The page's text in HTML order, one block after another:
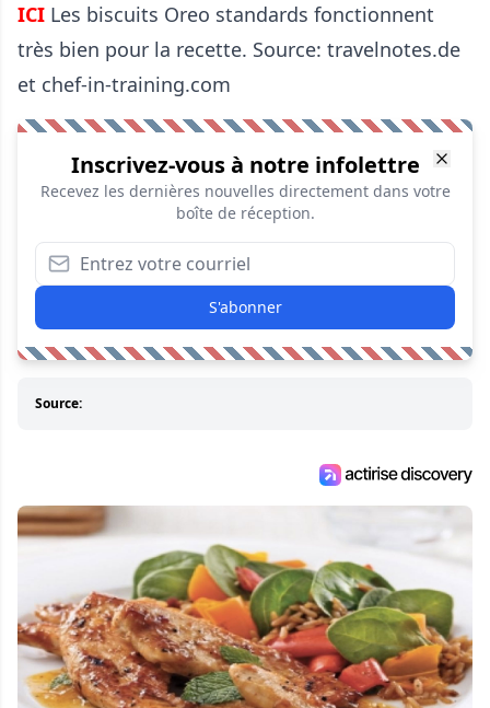
ICI Les biscuits Oreo standards fonctionnent
très bien pour la recette. Source: travelnotes.de
et chef-in-training.com
Inscrivez-vous à notre infolettre
Recevez les dernières nouvelles directement dans votre
boîte de réception.
S'abonner
Source: